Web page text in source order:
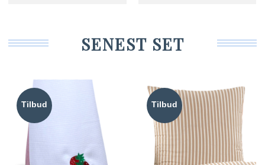
SENEST SET
Tilbud Tilbud